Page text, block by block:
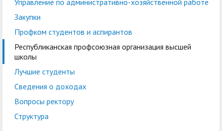
Международная
деятельность
Управление по
административно-
Закупки
Республиканская
Центр тестирования
иностранных граждан
по русскому языку
Центр развития
компетенций
Центр русского языка
Управление по административно-хозяйственной работе
Закупки
Профком студентов и аспирантов
Республиканская профсоюзная организация высшей
школы
Лучшие студенты
Сведения о доходах
Вопросы ректору
Структура